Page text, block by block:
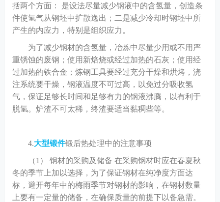
括两个方面： 是设法尽量减少钢液中的含氢量，创造条
件使氢气从钢坯中扩散逸出；二是减少冷却时钢坯中所
产生的内应力，特别是组织应力。
为了减少钢材的含氢量，冶炼中尽量少用或不用严
重锈蚀的废钢；使用新焙烧或经过加热的石灰；使用经
过加热的铁合金；炼钢工具要经过充分干燥和烘烤，浇
注系统要干燥，钢液温度不可过高，以免过分吸收氢
气，保证足够长时间和足够有力的钢液沸腾，以有利于
脱氢。炉渣不可太稀，终渣要适当黏稠些等。
4.大型锻件锻后热处理中的注意事项
（1） 钢材的采购及储备 在采购钢材时应在春夏秋
冬的季节上加以选择，为了保证钢材在纯净度方面达
标，避开每年中的梅雨季节对钢材的影响，在钢材数量
上要有一定量的储备，在确保质量的前提下以备急需。